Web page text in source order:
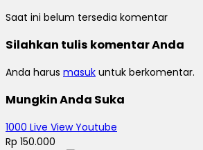
Saat ini belum tersedia komentar
Silahkan tulis komentar Anda
Anda harus masuk untuk berkomentar.
Mungkin Anda Suka
1000 Live View Youtube
Rp 150.000